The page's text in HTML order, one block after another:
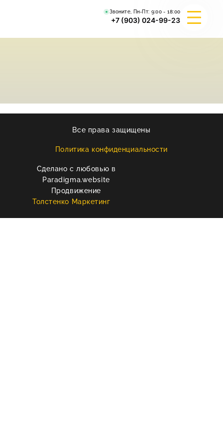
Звоните, Пн-Пт: 9:00 - 18:00
+7 (903) 024-99-23
РЕКВИЗИТЫ
КОНТАКТЫ
Все права защищены
Политика конфиденциальности
Сделано с любовью в
Paradigma.website
Продвижение
Толстенко Маркетинг